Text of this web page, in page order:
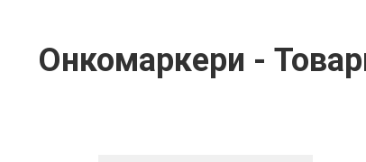
Онкомаркери -